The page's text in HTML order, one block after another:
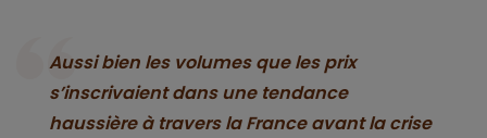
Aussi bien les volumes que les prix
s’inscrivaient dans une tendance
haussière à travers la France avant la crise